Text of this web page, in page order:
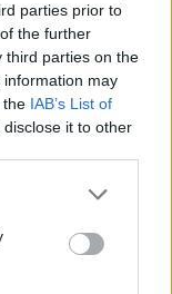
parties prior to
the further
third parties on the
information may
the IAB’s List of
it to other
legendu
nabízí výborné